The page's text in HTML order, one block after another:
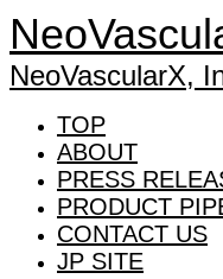
NeoVascularX,
TOP
ABOUT
PRESS
PRODUCT
CONTACT US
JP SITE